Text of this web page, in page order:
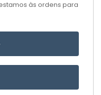
às ordens para